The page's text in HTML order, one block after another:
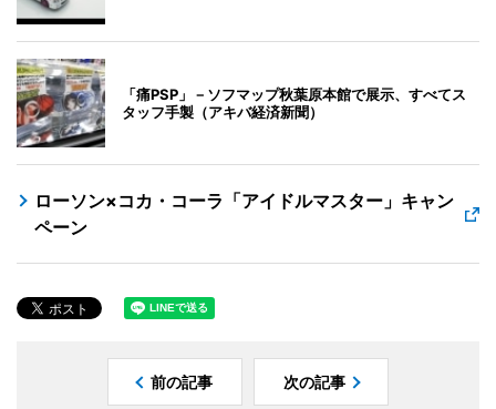
「痛PSP」－ソフマップ秋葉原本館で展示、すべてス
タッフ手製（アキバ経済新聞）
ローソン×コカ・コーラ「アイドルマスター」キャン
ペーン
前の記事 次の記事